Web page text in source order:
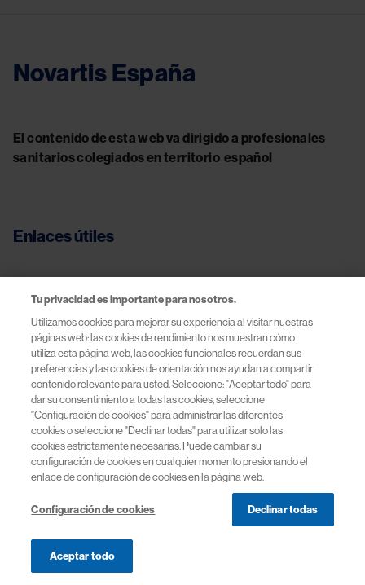
Menú de navegación
Novartis España
El contenido de esta web va dirigido a profesionales
sanitarios colegiados en territorio español
Enlaces útiles
Condiciones legales
Política de Privacidad y Cookies
Términos de Uso | Novartis España
© 2026 Novartis Farmacéutica, S.A. Novartis España
Tu privacidad es importante para nosotros.
Utilizamos cookies para mejorar su experiencia al visitar nuestras
páginas web: las cookies de rendimiento nos muestran cómo
utiliza esta página web, las cookies funcionales recuerdan sus
preferencias y las cookies de orientación nos ayudan a compartir
contenido relevante para usted. Seleccione: "Aceptar todo" para
dar su consentimiento a todas las cookies, seleccione
"Configuración de cookies" para administrar las diferentes
cookies o seleccione "Declinar todas" para utilizar solo las
cookies estrictamente necesarias. Puede cambiar su
configuración de cookies en cualquier momento presionando el
enlace de configuración de cookies en la página web.
Configuración de cookies Declinar todas
Aceptar todo